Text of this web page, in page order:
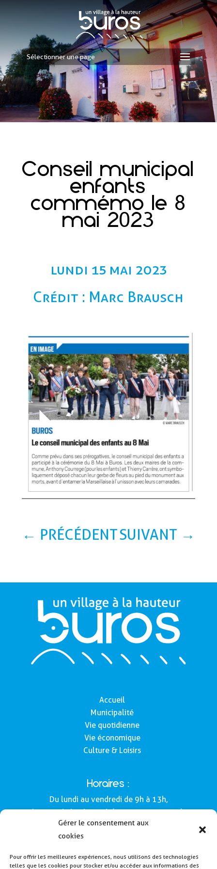
Gérer le consentement aux
cookies
Pour offrir les meilleures expériences, nous utilisons des technologies
telles que les cookies pour stocker et/ou accéder aux informations des
Sélectionner une page
Conseil municipal
enfants
commémo le 8
mai 2023
lundi 15 mai 2023
Crédit : Marc Brausch
← PRÉCÉDENTSUIVANT →
Accueil
Municipalité
Vie quotidienne
Vie économique
Culture & Loisirs
Horaires :
Du lundi au vendredi de 9h à 13h,
le samedi de 9h à 12h (Semaines impaires).
160, route de Morlàas